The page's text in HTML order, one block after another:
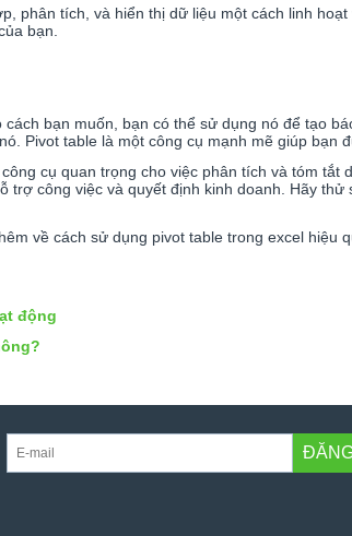
phân tích, và hiển thị dữ liệu một cách linh
bạn.
bạn muốn, bạn có thể sử dụng nó để tạo
Pivot table là một công cụ mạnh mẽ giúp bạn
cụ quan trọng cho việc phân tích và tóm
công việc và quyết định kinh doanh. Hãy
về cách sử dụng pivot table trong excel hiệu
động